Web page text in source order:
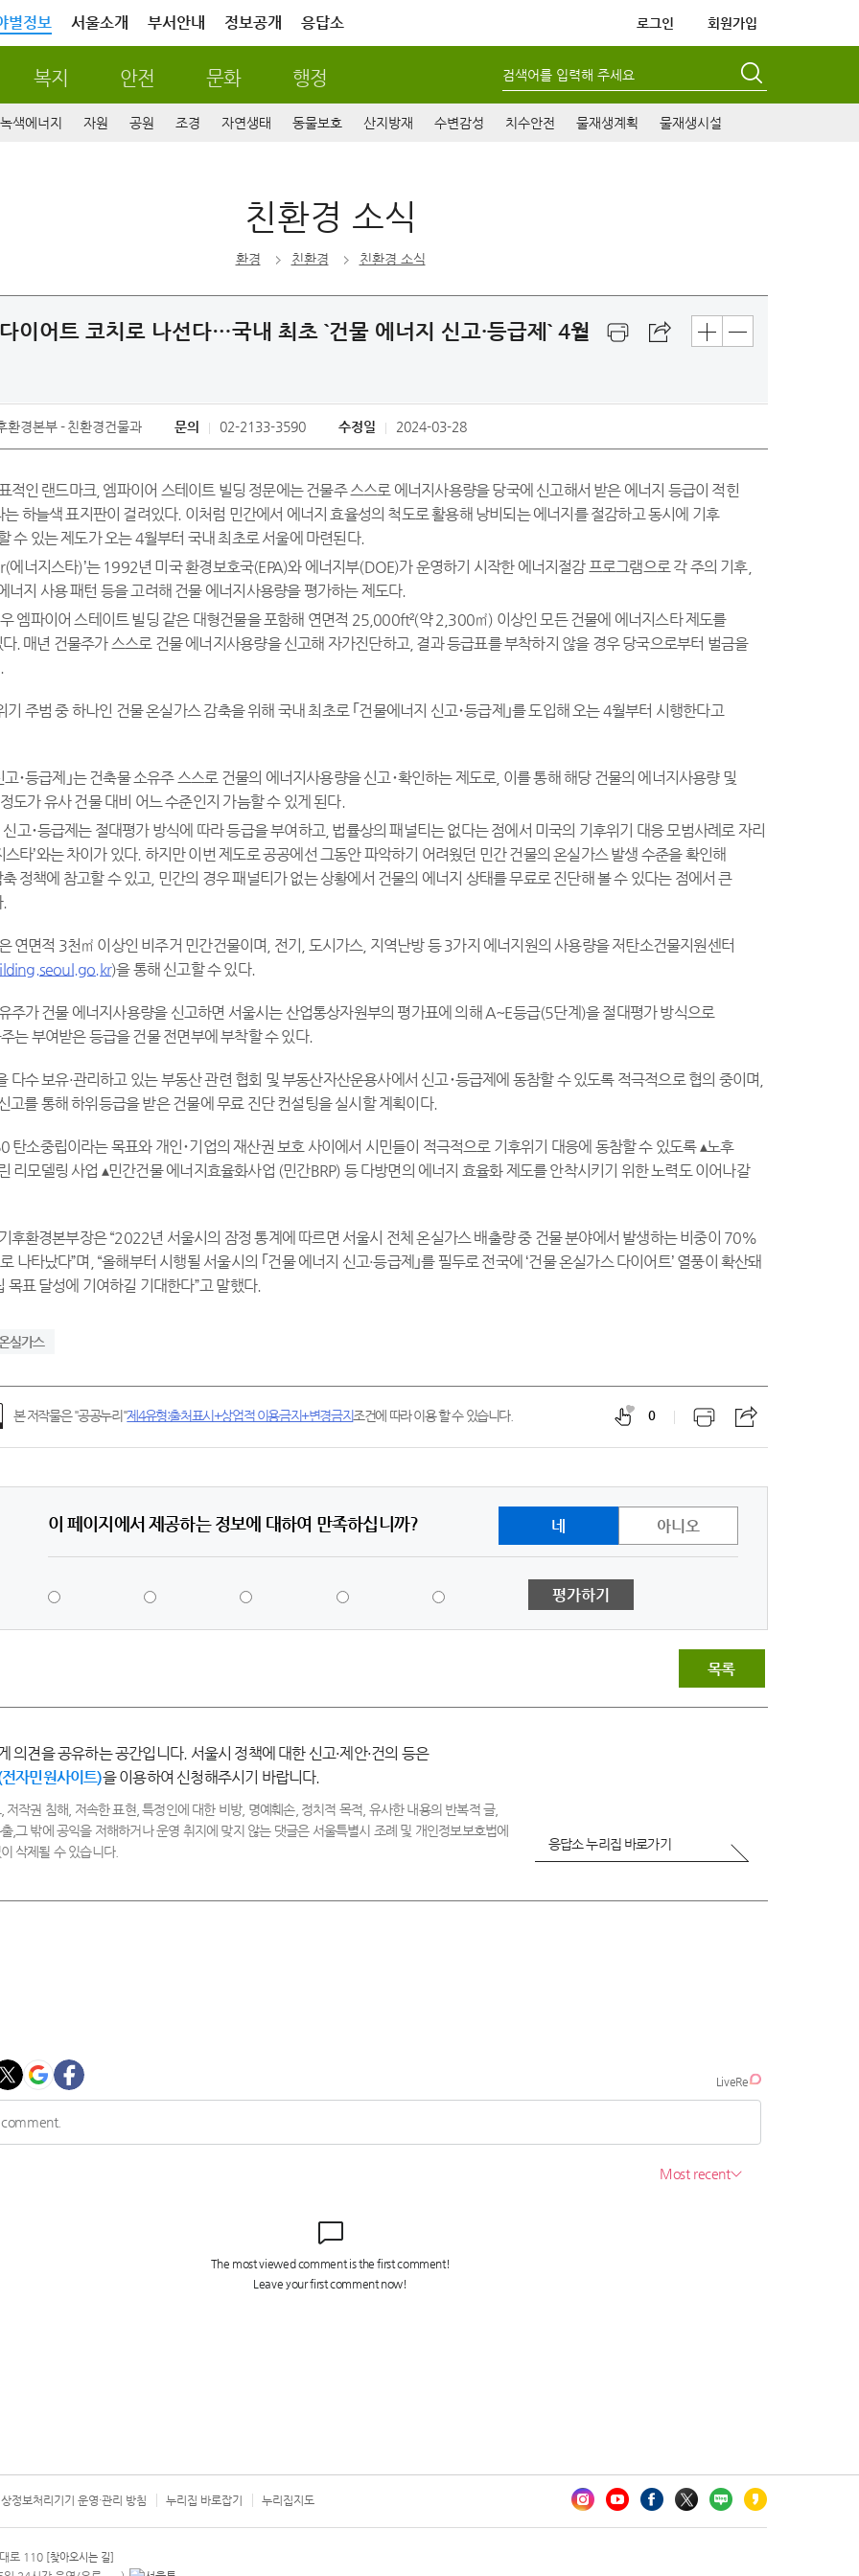
별정보 서울소개 부서안내 정보공개 응답소 로그인 회원가입
복지 안전 문화 행정 검색어를 입력해 주세요
녹색에너지 자원 공원 조경 자연생태 동물보호 산지방재 수변감성 치수안전 물재생계획 물재생시설
친환경 소식
환경 친환경 친환경 소식
이어트 코치로 나선다…국내 최초 `건물 에너지 신고·등급제` 4월
환경본부 친환경건물과 문의 02-2133-3590 수정일 2024-03-28
적인 랜드마크, 엠파이어 스테이트 빌딩 정문에는 건물주 스스로 에너지사용량을 당국에 신고해서 받은 에너지 등급이 적힌
는 하늘색 표지판이 걸려있다. 이처럼 민간에서 에너지 효율성의 척도로 활용해 낭비되는 에너지를 절감하고 동시에 기후
수 있는 제도가 오는 4월부터 국내 최초로 서울에 마련된다.
에너지스타)’는 1992년 미국 환경보호국(EPA)와 에너지부(DOE)가 운영하기 시작한 에너지절감 프로그램으로 각 주의 기후,
너지 사용 패턴 등을 고려해 건물 에너지사용량을 평가하는 제도다.
엠파이어 스테이트 빌딩 같은 대형건물을 포함해 연면적 25,000ft²(약 2,300㎡) 이상인 모든 건물에 에너지스타 제도를
. 매년 건물주가 스스로 건물 에너지사용량을 신고해 자가진단하고, 결과 등급표를 부착하지 않을 경우 당국으로부터 벌금을
주범 중 하나인 건물 온실가스 감축을 위해 국내 최초로 ｢건물에너지 신고･등급제｣를 도입해 오는 4월부터 시행한다고
･등급제｣는 건축물 소유주 스스로 건물의 에너지사용량을 신고･확인하는 제도로, 이를 통해 해당 건물의 에너지사용량 및
도가 유사 건물 대비 어느 수준인지 가늠할 수 있게 된다.
고･등급제는 절대평가 방식에 따라 등급을 부여하고, 법률상의 패널티는 없다는 점에서 미국의 기후위기 대응 모범사례로 자리
스타’와는 차이가 있다. 하지만 이번 제도로 공공에선 그동안 파악하기 어려웠던 민간 건물의 온실가스 발생 수준을 확인해
정책에 참고할 수 있고, 민간의 경우 패널티가 없는 상황에서 건물의 에너지 상태를 무료로 진단해 볼 수 있다는 점에서 큰
.
연면적 3천㎡ 이상인 비주거 민간건물이며, 전기, 도시가스, 지역난방 등 3가지 에너지원의 사용량을 저탄소건물지원센터
)을 통해 신고할 수 있다.
주가 건물 에너지사용량을 신고하면 서울시는 산업통상자원부의 평가표에 의해 A~E등급(5단계)을 절대평가 방식으로
는 부여받은 등급을 건물 전면부에 부착할 수 있다.
수 보유·관리하고 있는 부동산 관련 협회 및 부동산자산운용사에서 신고･등급제에 동참할 수 있도록 적극적으로 협의 중이며,
고를 통해 하위등급을 받은 건물에 무료 진단 컨설팅을 실시할 계획이다.
소중립이라는 목표와 개인･기업의 재산권 보호 사이에서 시민들이 적극적으로 기후위기 대응에 동참할 수 있도록 ▴노후
리모델링 사업 ▴민간건물 에너지효율화사업 (민간BRP) 등 다방면의 에너지 효율화 제도를 안착시키기 위한 노력도 이어나갈
후환경본부장은 “2022년 서울시의 잠정 통계에 따르면 서울시 전체 온실가스 배출량 중 건물 분야에서 발생하는 비중이 70%
나타났다”며, “올해부터 시행될 서울시의 ｢건물 에너지 신고·등급제｣를 필두로 전국에 ‘건물 온실가스 다이어트’ 열풍이 확산돼
표 달성에 기여하길 기대한다”고 말했다.
실가스
0
본 저작물은 "공공누리"제4유형:출처표시+상업적 이용금지+변경금지조건에 따라 이용 할 수 있습니다.
이 페이지에서 제공하는 정보에 대하여 만족하십니까? 네 아니오
평가하기
목록
의견을 공유하는 공간입니다. 서울시 정책에 대한 신고·제안·건의 등은
자민원사이트)을 이용하여 신청해주시기 바랍니다.
저작권 침해, 저속한 표현, 특정인에 대한 비방, 명예훼손, 정치적 목적, 유사한 내용의 반복적 글,
,그 밖에 공익을 저해하거나 운영 취지에 맞지 않는 댓글은 서울특별시 조례 및 개인정보보호법에
삭제될 수 있습니다.
응답소 누리집 바로가기
정보처리기기 운영·관리 방침 누리집 바로잡기 누리집지도
로 110 [찾아오시는 길]